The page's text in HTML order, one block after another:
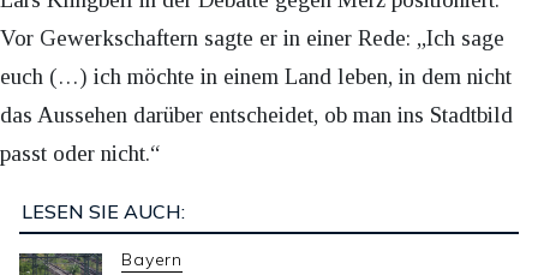
Vor Gewerkschaftern sagte er in einer Rede: „Ich sage
euch (…) ich möchte in einem Land leben, in dem nicht
das Aussehen darüber entscheidet, ob man ins Stadtbild
passt oder nicht.“
LESEN SIE AUCH:
Bayern